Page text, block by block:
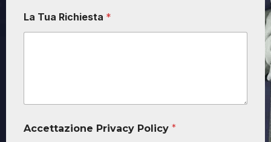
La Tua Richiesta *
Accettazione Privacy Policy *